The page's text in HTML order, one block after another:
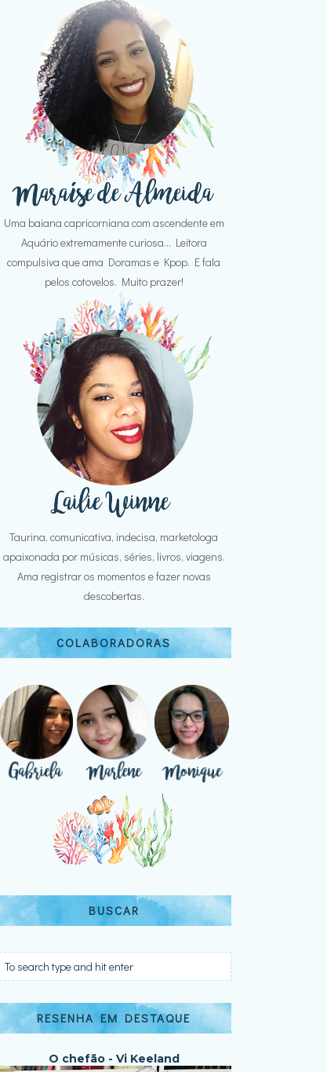
Uma baiana capricorniana com ascendente em
Aquário extremamente curiosa... Leitora
compulsiva que ama Doramas e Kpop. E fala
pelos cotovelos. Muito prazer!
Taurina, comunicativa, indecisa, marketologa
apaixonada por músicas, séries, livros, viagens.
Ama registrar os momentos e fazer novas
descobertas.
COLABORADORAS
BUSCAR
RESENHA EM DESTAQUE
O chefão - Vi Keeland